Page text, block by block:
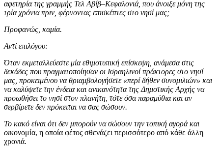
αφετηρία της γραμμής Τελ Αβίβ–Κεφαλονιά, που άνοιξε μόνη της
τρία χρόνια πριν, φέρνοντας επισκέπτες στο νησί μας;
Προφανώς, καμία.
Αντί επιλόγου:
Όταν εκμεταλλεύεστε μία εθιμοτυπική επίσκεψη, ανάμεσα στις
δεκάδες που πραγματοποίησαν οι Ισραηλινοί πράκτορες στο νησί
μας, προκειμένου να θριαμβολογήσετε «περί δήθεν συνομιλιών» και
να καλύψετε την ένδεια και ανικανότητα της Δημοτικής Αρχής να
προωθήσει το νησί στον πλανήτη, τότε όσα παραμύθια και αν
σερβίρετε δεν πρόκειται να σας σώσουν.
Το κακό είναι ότι δεν μπορούν να σώσουν την τοπική αγορά και
οικονομία, η οποία φέτος σθενάζει περισσότερο από κάθε άλλη
χρονιά.